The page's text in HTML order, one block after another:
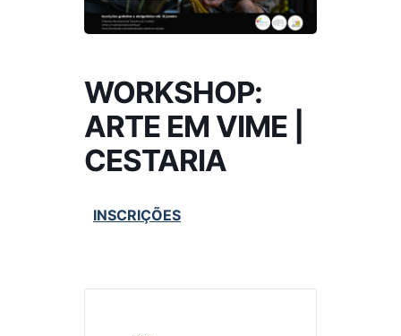
WORKSHOP:
ARTE EM VIME |
CESTARIA
INSCRIÇÕES